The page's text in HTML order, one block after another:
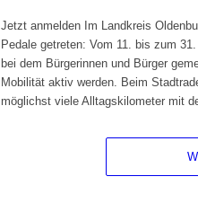
Jetzt anmelden Im Landkreis
Pedale getreten: Vom 11. bis zum
bei dem Bürgerinnen und Bürger
Mobilität aktiv werden. Beim
möglichst viele Alltagskilometer mit